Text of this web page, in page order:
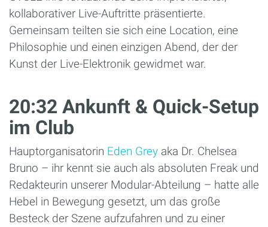
kollaborativer Live-Auftritte präsentierte.
Gemeinsam teilten sie sich eine Location, eine
Philosophie und einen einzigen Abend, der der
Kunst der Live-Elektronik gewidmet war.
20:32 Ankunft & Quick-Setup
im Club
Hauptorganisatorin Eden Grey aka Dr. Chelsea
Bruno – ihr kennt sie auch als absoluten Freak und
Redakteurin unserer Modular-Abteilung – hatte alle
Hebel in Bewegung gesetzt, um das große
Besteck der Szene aufzufahren und zu einer